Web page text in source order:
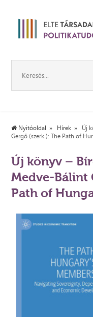
Nyitóoldal Hírek
Új
Gergő (szerk.): The Path of
Új könyv –
Medve-Bálint
Path of